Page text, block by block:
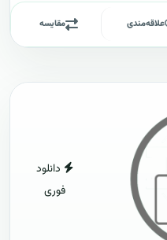
علاقه‌مندی مقایسه
دانلود
فوری